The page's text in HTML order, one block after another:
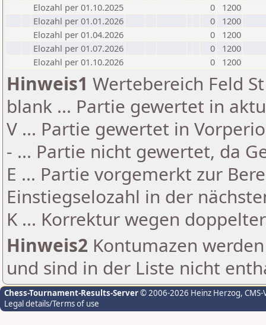
Elozahl per 01.10.2025
0
1200
Elozahl per 01.01.2026
0
1200
Elozahl per 01.04.2026
0
1200
Elozahl per 01.07.2026
0
1200
Elozahl per 01.10.2026
0 1200
Hinweis1 Wertebereich Feld
blank ... Partie gewertet in
V ... Partie gewertet in
- ... Partie nicht gewertet, da
E ... Partie vorgemerkt zur
Einstiegselozahl in der
K ... Korrektur wegen
Hinweis2 Kontumazen
und sind in der Liste nicht
Chess-Tournament-Results-Server© 2006-2026 Heinz Herzog,
Legal details/Terms of use